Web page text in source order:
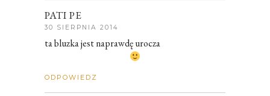
PATI PE
30 SIERPNIA 2014
ta bluzka jest naprawdę urocza
ODPOWIEDZ